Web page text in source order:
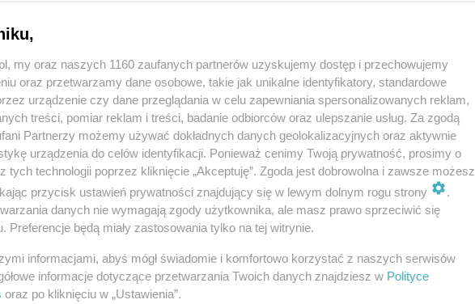
Firma Handlowa Hurtownia
10, 83-110 Tczew
Komunikacja i transport
282, wyświetleń: 995
my oraz naszych 1160 zaufanych partnerów uzyskujemy dostęp i przechowujemy
oraz przetwarzamy dane osobowe, takie jak unikalne identyfikatory, standardowe
urządzenie czy dane przeglądania w celu zapewniania spersonalizowanych reklam,
treści, pomiar reklam i treści, badanie odbiorców oraz ulepszanie usług. Za zgodą
Partnerzy możemy używać dokładnych danych geolokalizacyjnych oraz aktywnie
urządzenia do celów identyfikacji. Ponieważ cenimy Twoją prywatność, prosimy o
tych technologii poprzez kliknięcie „Akceptuję”. Zgoda jest dobrowolna i zawsze możesz
przycisk ustawień prywatności znajdujący się w lewym dolnym rogu strony
danych nie wymagają zgody użytkownika, ale masz prawo sprzeciwić się
Preferencje będą miały zastosowania tylko na tej witrynie.
informacjami, abyś mógł świadomie i komfortowo korzystać z naszych serwisów
informacje dotyczące przetwarzania Twoich danych znajdziesz w Polityce
oraz po kliknięciu w „Ustawienia”.